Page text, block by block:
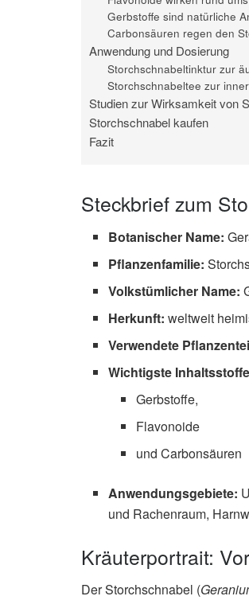
Gerbstoffe sind natürliche
Carbonsäuren regen den
Anwendung und Dosierung
Storchschnabeltinktur zur
Storchschnabeltee zur
Studien zur Wirksamkeit von
Storchschnabel kaufen
Fazit
Steckbrief zum
Botanischer Name:
Pflanzenfamilie:
Volkstümlicher Name:
Herkunft: weltweit
Verwendete
Wichtigste
Gerbstoffe,
Flavonoide
und Carbonsäuren
Anwendungsgebiete:
und Rachenraum,
Kräuterportrait:
Der Storchschnabel (